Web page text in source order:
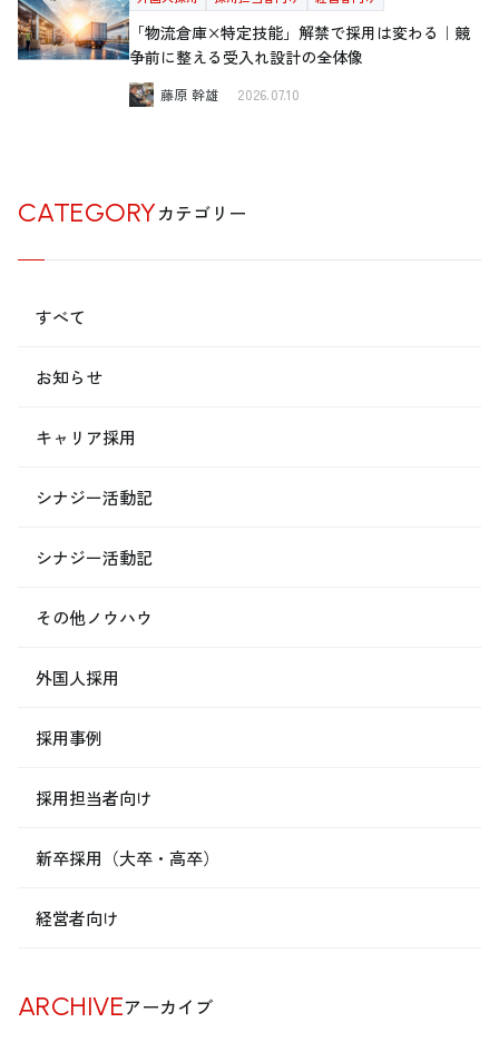
「物流倉庫×特定技能」解禁で採用は変わる｜競
争前に整える受入れ設計の全体像
藤原 幹雄 2026.07.10
CATEGORYカテゴリー
すべて
お知らせ
キャリア採用
シナジー活動記
シナジー活動記
その他ノウハウ
外国人採用
採用事例
採用担当者向け
新卒採用（大卒・高卒）
経営者向け
ARCHIVEアーカイブ